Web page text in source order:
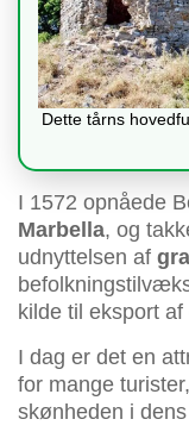
Dette tårns
I 1572 opnåede
Marbella, og
udnyttelsen af
kilde til eksport
I dag er det en
for mange
skønheden i